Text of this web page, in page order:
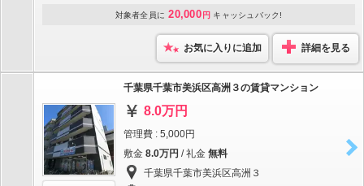
対象者全員に 20,000 円 キャッシュバック!
お気に入りに追加 詳細を見る
千葉県千葉市美浜区高洲３の賃貸マンション
8.0万円
管理費 : 5,000円
敷金 8.0万円 / 礼金 無料
千葉県千葉市美浜区高洲３